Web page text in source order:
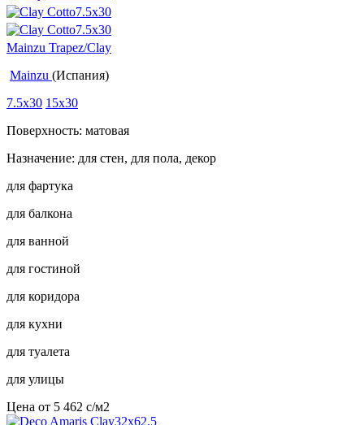
Mainzu Trapez/Clay
Mainzu (Испания)
7.5x30 15x30
Поверхность: матовая
Назначение: для стен, для пола, декор
для фартука
для балкона
для ванной
для гостиной
для коридора
для кухни
для туалета
для улицы
Цена от 5 462 c/м2